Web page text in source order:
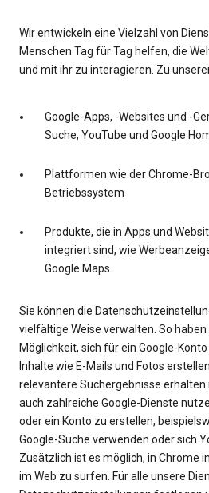
Wir entwickeln eine Vielzahl von
Menschen Tag für Tag helfen, die
und mit ihr zu interagieren. Zu
Google-Apps, -Websites und -
Suche, YouTube und Google
Plattformen wie der Chrome-
Betriebssystem
Produkte, die in Apps und
integriert sind, wie
Google Maps
Sie können die
vielfältige Weise verwalten. So
Möglichkeit, sich für ein Google-
Inhalte wie E-Mails und Fotos
relevantere Suchergebnisse erhalten
auch zahlreiche Google-Dienste
oder ein Konto zu erstellen,
Google-Suche verwenden oder sich
Zusätzlich ist es möglich, in Chrome
im Web zu surfen. Für alle unsere